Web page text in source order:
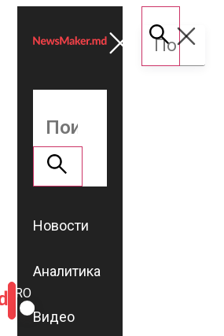
ROMÂNĂ
RU
Новости
Аналитика
Видео